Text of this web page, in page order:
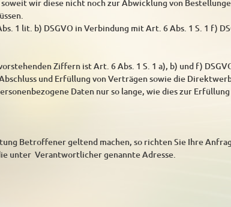
wir diese nicht noch zur Abwicklung von
1 lit. b) DSGVO in Verbindung mit Art. 6 Abs. 1 S. 1 f)
Ziffern ist Art. 6 Abs. 1 S. 1 a), b) und f)
und Erfüllung von Verträgen sowie die
Daten nur so lange, wie dies zur
Betroffener geltend machen, so richten Sie Ihre
unter Verantwortlicher genannte Adresse.